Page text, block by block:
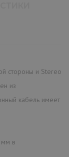
стороны и Stereo
из
кабель имеет
мм в